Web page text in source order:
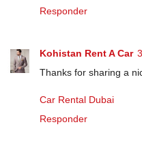
Responder
Kohistan Rent A Car
Thanks for sharing a
Car Rental Dubai
Responder